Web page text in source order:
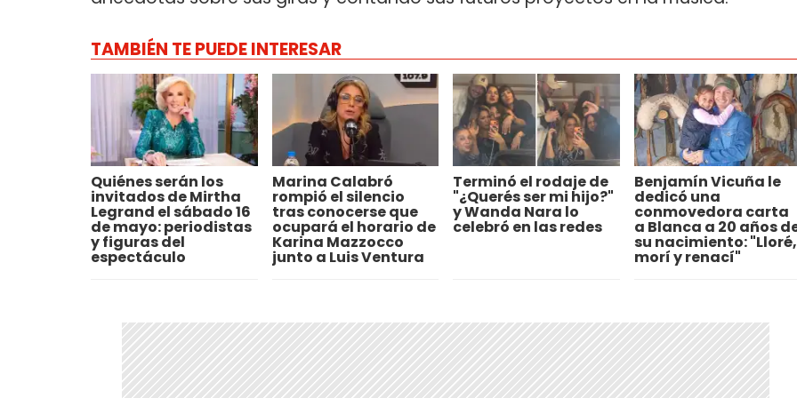
TAMBIÉN TE PUEDE INTERESAR
Quiénes serán los
invitados de Mirtha
Legrand el sábado 16
de mayo: periodistas
y figuras del
espectáculo
Marina Calabró
rompió el silencio
tras conocerse que
ocupará el horario de
Karina Mazzocco
junto a Luis Ventura
Terminó el rodaje de
"¿Querés ser mi hijo?"
y Wanda Nara lo
celebró en las redes
Benjamín Vicuña le
dedicó una
conmovedora carta
a Blanca a 20 años
su nacimiento: "Lloré,
morí y renací"